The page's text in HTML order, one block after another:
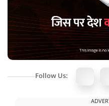
Follow Us: